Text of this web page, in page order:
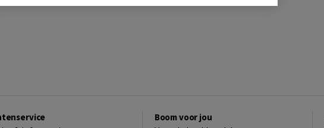
Boom voor jou